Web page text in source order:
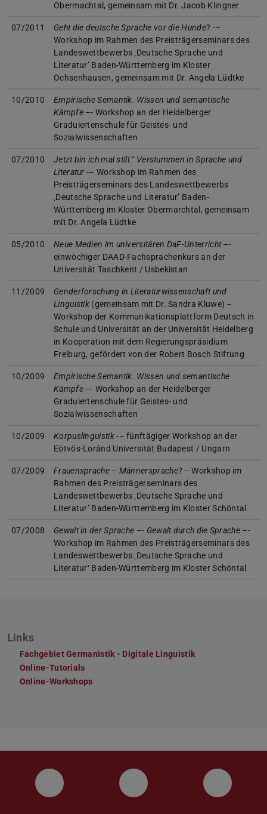
Obermachtal, gemeinsam mit Dr. Jacob Klingner
07/2011 Geht die deutsche Sprache vor die Hunde? -–
Workshop im Rahmen des Preisträgerseminars des
Landeswettbewerbs ‚Deutsche Sprache und
Literatur’ Baden-Württemberg im Kloster
Ochsenhausen, gemeinsam mit Dr. Angela Lüdtke
10/2010
Empirische Semantik. Wissen und semantische
Kämpfe–- Workshop an der Heidelberger
Graduiertenschule für Geistes- und
Sozialwissenschaften
07/2010
Jetzt bin ich mal still.“ Verstummen in Sprache und
Literatur -– Workshop im Rahmen des
Preisträgerseminars des Landeswettbewerbs
‚Deutsche Sprache und Literatur’ Baden-
Württemberg im Kloster Obermarchtal, gemeinsam
mit Dr. Angela Lüdtke
05/2010 Neue Medien im universitären DaF-Unterricht–-
einwöchiger DAAD-Fachsprachenkurs an der
Universität Taschkent / Usbekistan
11/2009
Genderforschung in Literaturwissenschaft und
Linguistik (gemeinsam mit Dr. Sandra Kluwe) –
Workshop der Kommunikationsplattform Deutsch in
Schule und Universität an der Universität Heidelberg
in Kooperation mit dem Regierungspräsidium
Freiburg, gefördert von der Robert Bosch Stiftung
10/2009
Empirische Semantik. Wissen und semantische
Kämpfe-– Workshop an der Heidelberger
Graduiertenschule für Geistes- und
Sozialwissenschaften
10/2009 Korpuslinguistik-– fünftägiger Workshop an der
Eötvös-Loránd Universität Budapest / Ungarn
07/2009 Frauensprache – Männersprache? -- Workshop im
Rahmen des Preisträgerseminars des
Landeswettbewerbs ‚Deutsche Sprache und
Literatur’ Baden-Württemberg im Kloster Schöntal
07/2008 Gewalt in der Sprache –- Gewalt durch die Sprache–-
Workshop im Rahmen des Preisträgerseminars des
Landeswettbewerbs ‚Deutsche Sprache und
Literatur‘ Baden-Württemberg im Kloster Schöntal
Links
Fachgebiet Germanistik - Digitale Linguistik
Online-Tutorials
Online-Workshops
Facebook Instagram Twitter